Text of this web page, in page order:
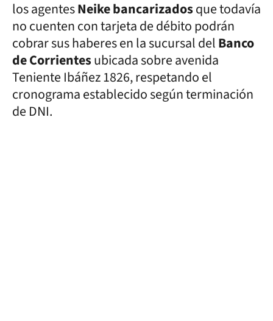
los agentesNeike bancarizadosque todavía
no cuenten con tarjeta de débito podrán
cobrar sus haberes en la sucursal delBanco
de Corrientesubicada sobre avenida
Teniente Ibáñez 1826, respetando el
cronograma establecido según terminación
de DNI.